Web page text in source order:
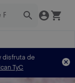
disfruta de
TyC